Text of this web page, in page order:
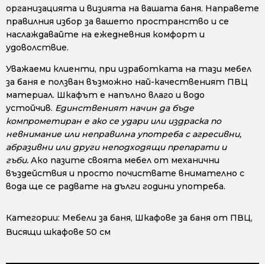
организацията и визията на вашата баня. Направете
правилния избор за вашето пространство и се
наслаждавайте на ежедневния комфорт и
удоволствие.
Уважаеми клиенти, при изработката на тази мебел
за баня е ползван възможно най-качественият ПВЦ
материал. Шкафът е напълно влаго и водо
устойчив. Единственият начин да бъде
компрометиран е ако се удари или издраска по
невнимание или неправилна употреба с агресивни,
абразивни или други неподходящи препарати и
гъби. Ако пазите своята мебел от механични
въздействия и просто почиствате внимателно с
вода ще се радвате на дълги години употреба.
Категории: Мебели за баня, Шкафове за баня от ПВЦ,
Висящи шкафове 50 см